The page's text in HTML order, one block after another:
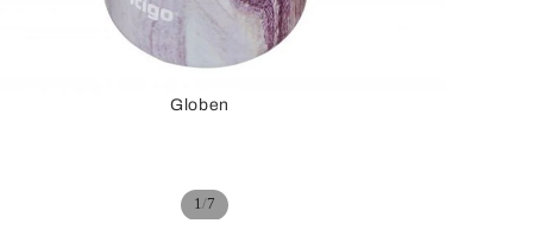
Splitter /
Globen
1/7